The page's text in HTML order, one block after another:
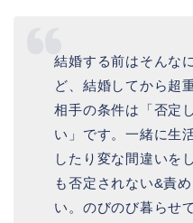
結婚する前はそんな
ど、結婚してから超
相手の条件は「否定
い」です。一緒に生
したり変な間違いを
も否定されない&責
い。のびのび暮らせ